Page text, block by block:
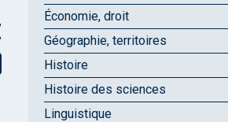
Économie, droit
Géographie, territoires
Histoire
Histoire des sciences
Linguistique